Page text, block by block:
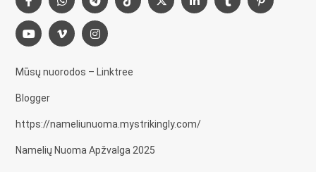
Mūsų nuorodos – Linktree
Blogger
https://nameliunuoma.mystrikingly.com/
Namelių Nuoma Apžvalga 2025